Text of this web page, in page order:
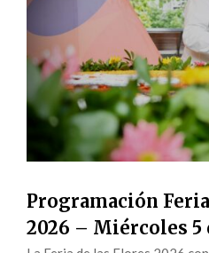
Programación
2026 – Miércoles 5